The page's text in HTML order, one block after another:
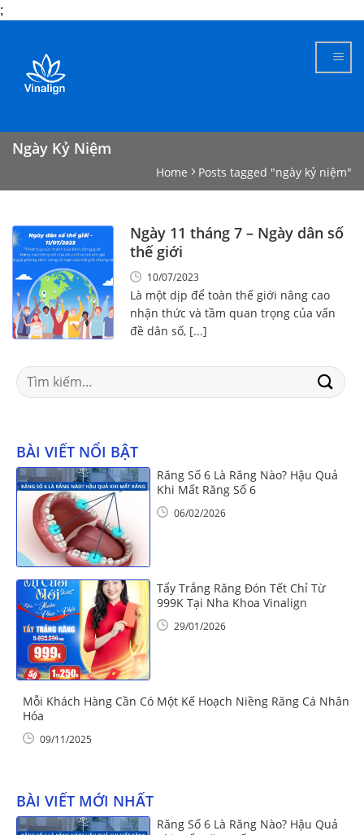
;
content
Ngày Kỷ Niệm
Home Posts tagged "ngày kỷ niệm"
Ngày 11 tháng 7 – Ngày dân số
thế giới
10/07/2023
Là một dịp để toàn thế giới nâng cao
nhận thức và tầm quan trọng của vấn
đề dân số, [...]
Search
for:
BÀI VIẾT NỔI BẬT
Răng Số 6 Là Răng Nào? Hậu Quả
Khi Mất Răng Số 6
06/02/2026
Tẩy Trắng Răng Đón Tết Chỉ Từ
999K Tại Nha Khoa Vinalign
29/01/2026
Mỗi Khách Hàng Cần Có Một Kế Hoạch Niềng Răng Cá Nhân
Hóa
09/11/2025
BÀI VIẾT MỚI NHẤT
Răng Số 6 Là Răng Nào? Hậu Quả